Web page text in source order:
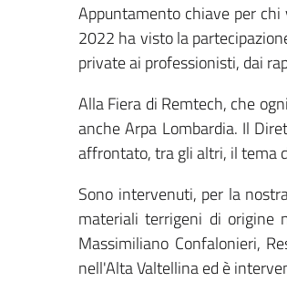
​Appuntamento chiave per
2022 ha visto la
private ai professionisti, dai
Alla Fiera di Remtech, che
anche Arpa Lombardia. Il
affrontato, tra gli altri, il tema
Sono intervenuti, per la
materiali terrigeni di origine
Massimiliano Confalonieri,
nell'Alta Valtellina ed è